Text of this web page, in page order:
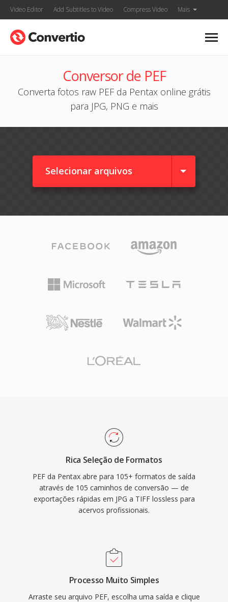
Video Editor Add Subtitles to Video Compress Video Mais
Conversor de PEF
Converta fotos raw PEF da Pentax online grátis
para JPG, PNG e mais
Selecionar arquivos
Rica Seleção de Formatos
PEF da Pentax abre para 105+ formatos de saída
através de 105 caminhos de conversão — de
exportações rápidas em JPG a TIFF lossless para
acervos profissionais.
Processo Muito Simples
Arraste seu arquivo PEF, escolha uma saída e clique